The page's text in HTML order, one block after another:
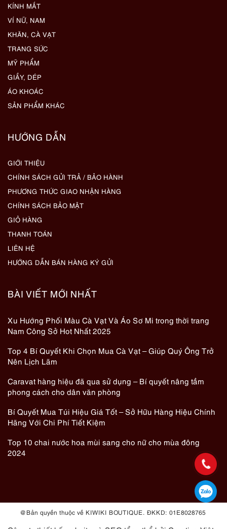
KÍNH MẮT
VÍ NỮ, NAM
KHĂN, CÀ VẠT
TRANG SỨC
MỸ PHẨM
GIẦY, DÉP
ÁO KHOÁC
SẢN PHẨM KHÁC
HƯỚNG DẪN
GIỚI THIỆU
CHÍNH SÁCH GỬI TRẢ / BẢO HÀNH
PHƯƠNG THỨC GIAO NHẬN HÀNG
CHÍNH SÁCH BẢO MẬT
GIỎ HÀNG
THANH TOÁN
LIÊN HỆ
HƯỚNG DẪN BÁN HÀNG KÝ GỬI
BÀI VIẾT MỚI NHẤT
Xu Hướng Phối Màu Cà Vạt Và Áo Sơ Mi trong thời trang
Nam Công Sở Hot Nhất 2025
Top 4 Bí Quyết Khi Chọn Mua Cà Vạt – Giúp Quý Ông Trở
Nên Lịch Lãm
Caravat hàng hiệu đã qua sử dụng – Bí quyết nâng tầm
phong cách cho dân văn phòng
Bí Quyết Mua Túi Hiệu Giá Tốt – Sở Hữu Hàng Hiệu Chính
Hãng Với Chi Phí Tiết Kiệm
Top 10 chai nước hoa mùi sang cho nữ cho mùa đông
2024
@ Bản quyền thuộc về KIWIKI BOUTIQUE. ĐKKD: 01E8028765